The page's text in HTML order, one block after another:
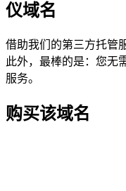
仪域名
借助我们的第三方托管
此外，最棒的是：您无
服务。
购买该域名